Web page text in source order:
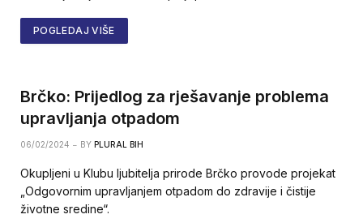
POGLEDAJ VIŠE
Brčko: Prijedlog za rješavanje problema
upravljanja otpadom
06/02/2024 BY PLURAL BIH
Okupljeni u Klubu ljubitelja prirode Brčko provode projekat
„Odgovornim upravljanjem otpadom do zdravije i čistije
životne sredine“.